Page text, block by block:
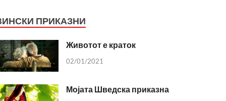
ПРИКАЗНИ
Животот е краток
02/01/2021
Мојата Шведска приказна